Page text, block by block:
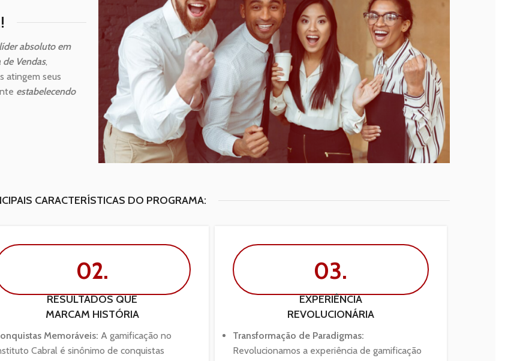
líder absoluto em
de Vendas,
atingem seus
estabelecendo
CARACTERÍSTICAS DO PROGRAMA:
02.
RESULTADOS QUE
MARCAM HISTÓRIA
Memoráveis: A gamificação no
Cabral é sinônimo de conquistas
03.
EXPERIÊNCIA
REVOLUCIONÁRIA
Transformação de Paradigmas:
Revolucionamos a experiência de gamificação